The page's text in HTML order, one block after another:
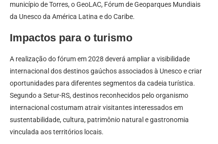
município de Torres, o GeoLAC, Fórum de Geoparques Mundiais
da Unesco da América Latina e do Caribe.
Impactos para o turismo
A realização do fórum em 2028 deverá ampliar a visibilidade
internacional dos destinos gaúchos associados à Unesco e criar
oportunidades para diferentes segmentos da cadeia turística.
Segundo a Setur-RS, destinos reconhecidos pelo organismo
internacional costumam atrair visitantes interessados em
sustentabilidade, cultura, patrimônio natural e gastronomia
vinculada aos territórios locais.